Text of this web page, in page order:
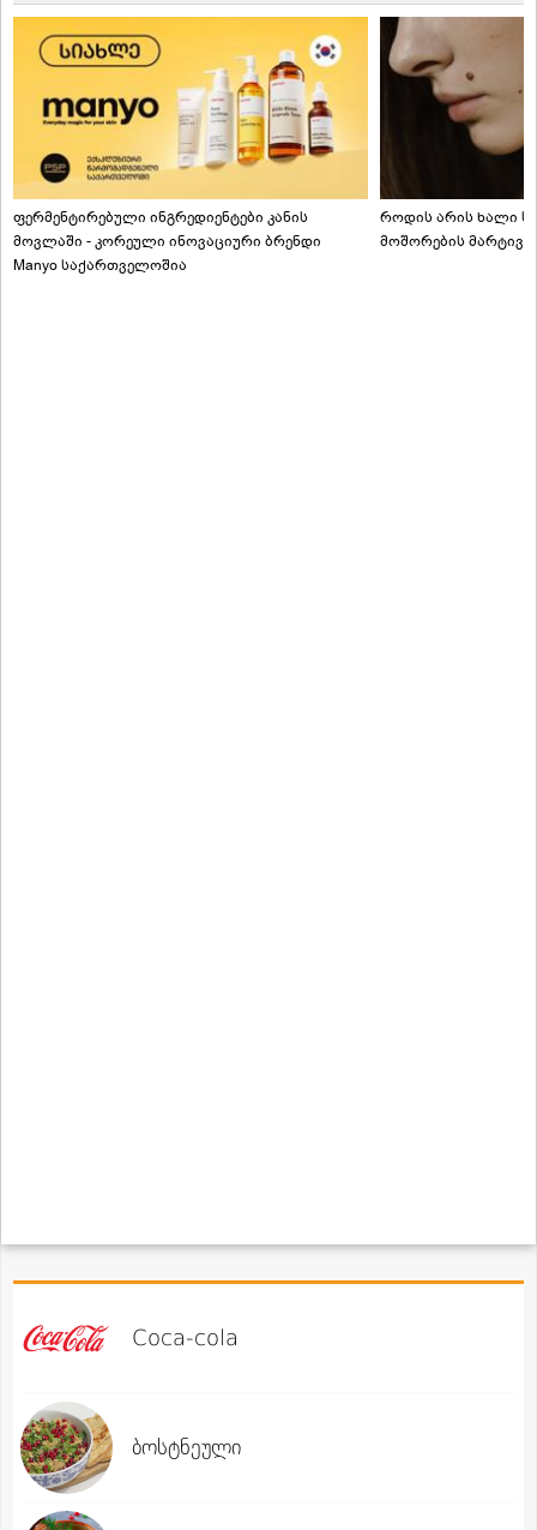
ფერმენტირებული ინგრედიენტები კანის
მოვლაში - კორეული ინოვაციური ბრენდი
Manyo საქართველოშია
როდის არის ხალი
მოშორების
Coca-cola
ბოსტნეული